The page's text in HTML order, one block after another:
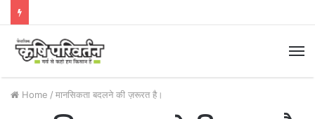
Home / मानसिकता बदलने की ज़रूरत है।